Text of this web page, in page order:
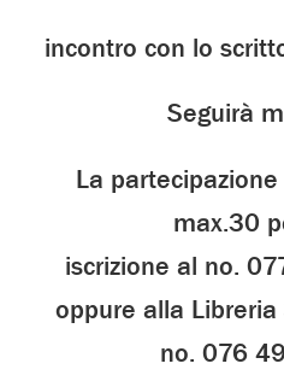
incontro con lo
Seguirà
La
max.30
iscrizione al no.
oppure alla
no. 076